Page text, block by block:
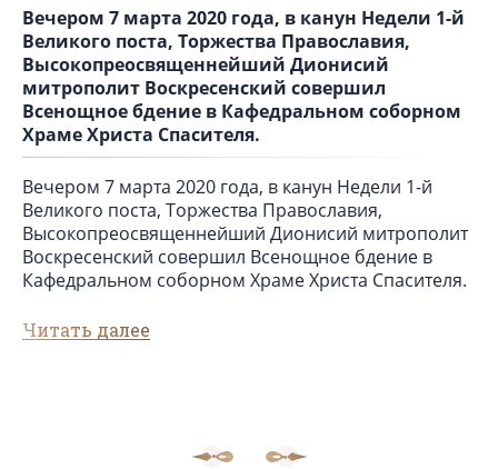
Вечером 7 марта 2020 года, в канун Недели 1-й
Великого поста, Торжества Православия,
Высокопреосвященнейший Дионисий
митрополит Воскресенский совершил
Всенощное бдение в Кафедральном соборном
Храме Христа Спасителя.
Вечером 7 марта 2020 года, в канун Недели 1-й
Великого поста, Торжества Православия,
Высокопреосвященнейший Дионисий митрополит
Воскресенский совершил Всенощное бдение в
Кафедральном соборном Храме Христа Спасителя.
Читать далее